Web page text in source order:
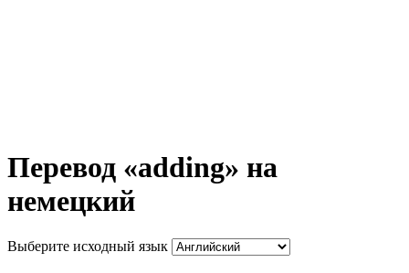
Перевод «adding» на
немецкий
Выберите исходный язык